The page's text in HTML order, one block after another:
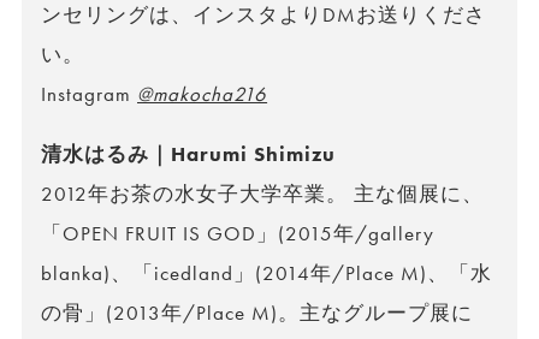
ンセリングは、インスタよりDMお送りくださ
い。
Instagram @makocha216
清水はるみ｜Harumi Shimizu
2012年お茶の水女子大学卒業。 主な個展に、
「OPEN FRUIT IS GOD」(2015年/gallery
blanka)、「icedland」(2014年/Place M)、「水
の骨」(2013年/Place M)。主なグループ展に